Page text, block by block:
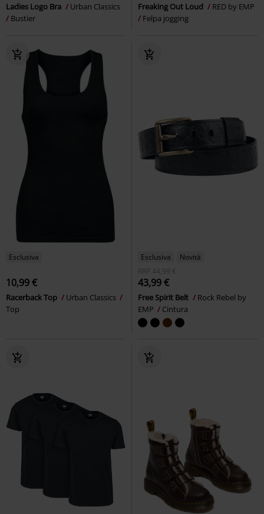
Ladies Logo Bra
Urban Classics
Bustier
Freaking Out Loud
RED by EMP
Felpa jogging
Esclusiva
10,99 €
Racerback Top
Urban Classics
Top
Esclusiva
Novità
RRP
44,99 €
43,99 €
Free Spirit Belt
Rock Rebel by
EMP
Cintura